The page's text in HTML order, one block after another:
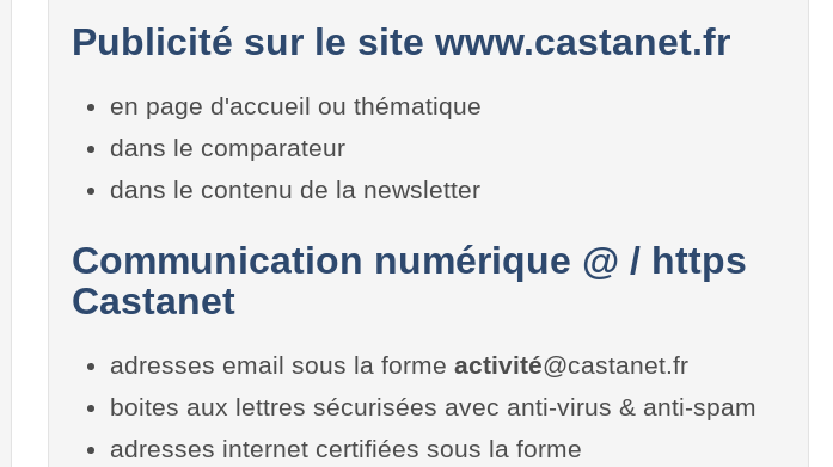
Publicité sur le site www.castanet.fr
en page d'accueil ou thématique
dans le comparateur
dans le contenu de la newsletter
Communication numérique @ / https
Castanet
adresses email sous la forme activité@castanet.fr
boites aux lettres sécurisées avec anti-virus & anti-spam
adresses internet certifiées sous la forme